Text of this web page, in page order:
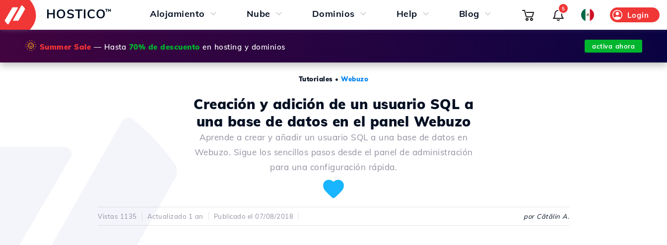
HOSTICO™ Alojamiento Nube Dominios Help Blog Login
5
🌞 Summer Sale — Hasta 70% de descuento en hosting y dominios activa ahora
Tutoriales •Webuzo
Creación y adición de un usuario SQL a
una base de datos en el panel Webuzo
Aprende a crear y añadir un usuario SQL a una base de datos en
Webuzo. Sigue los sencillos pasos desde el panel de administración
para una configuración rápida.
Vistas 1135 Actualizado 1 an Publicado el 07/08/2018 por Cătălin A.